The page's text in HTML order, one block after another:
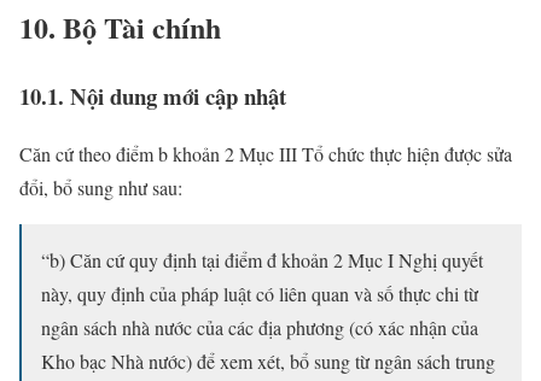
10. Bộ Tài chính
10.1. Nội dung mới cập nhật
Căn cứ theo điểm b khoản 2 Mục III Tổ chức thực hiện được sửa
đổi, bổ sung như sau:
“b) Căn cứ quy định tại điểm đ khoản 2 Mục I Nghị quyết
này, quy định của pháp luật có liên quan và số thực chi từ
ngân sách nhà nước của các địa phương (có xác nhận của
Kho bạc Nhà nước) để xem xét, bổ sung từ ngân sách trung